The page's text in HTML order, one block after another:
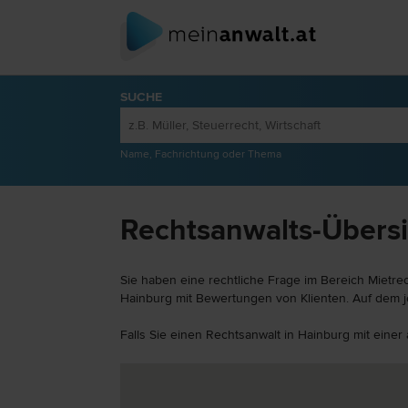
SUCHE
Name, Fachrichtung oder Thema
Rechtsanwalts-
Sie haben eine rechtliche Frage im Bereich
Hainburg mit Bewertungen von Klienten. Auf
Falls Sie einen Rechtsanwalt in Hainburg mit